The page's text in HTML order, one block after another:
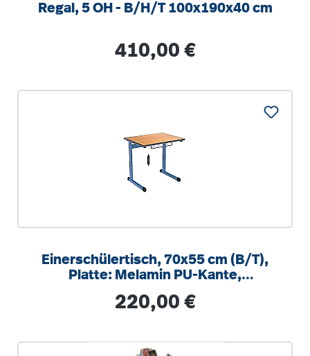
Regal, 5 OH - B/H/T 100x190x40 cm
Regulärer Preis:
410,00 €
Einerschülertisch, 70x55 cm (B/T),
Platte: Melamin PU-Kante,
Regulärer Preis:
220,00 €